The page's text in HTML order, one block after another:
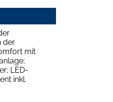
der
mit
LED-
inkl.